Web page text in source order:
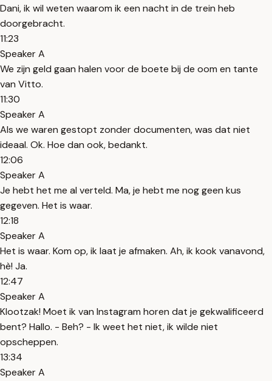
Dani, ik wil weten waarom ik een nacht in de trein heb
doorgebracht.
11:23
Speaker A
We zijn geld gaan halen voor de boete bij de oom en tante
van Vitto.
11:30
Speaker A
Als we waren gestopt zonder documenten, was dat niet
ideaal. Ok. Hoe dan ook, bedankt.
12:06
Speaker A
Je hebt het me al verteld. Ma, je hebt me nog geen kus
gegeven. Het is waar.
12:18
Speaker A
Het is waar. Kom op, ik laat je afmaken. Ah, ik kook vanavond,
hè! Ja.
12:47
Speaker A
Klootzak! Moet ik van Instagram horen dat je gekwalificeerd
bent? Hallo. - Beh? - Ik weet het niet, ik wilde niet
opscheppen.
13:34
Speaker A